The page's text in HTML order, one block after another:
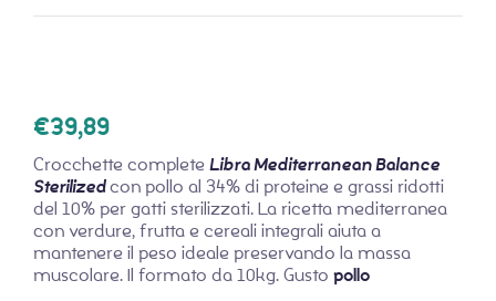
€39,89
Crocchette complete Libra Mediterranean Balance
Sterilizedcon pollo al 34% di proteine e grassi ridotti
del 10% per gatti sterilizzati. La ricetta mediterranea
con verdure, frutta e cereali integrali aiuta a
mantenere il peso ideale preservando la massa
muscolare. Il formato da 10kg. Gusto pollo